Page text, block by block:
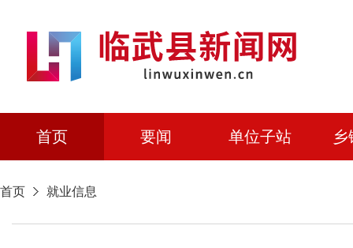
首页 要闻 单位子站
首页 就业信息